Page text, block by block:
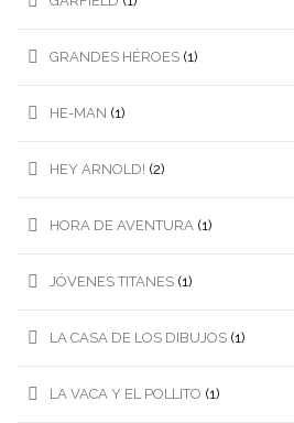
GRANDES HÉROES (1)
HE-MAN (1)
HEY ARNOLD! (2)
HORA DE AVENTURA (1)
JÓVENES TITANES (1)
LA CASA DE LOS DIBUJOS (1)
LA VACA Y EL POLLITO (1)